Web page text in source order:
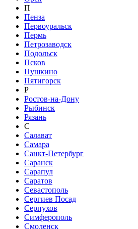
П
Пенза
Первоуральск
Пермь
Петрозаводск
Подольск
Псков
Пушкино
Пятигорск
Р
Ростов-на-Дону
Рыбинск
Рязань
С
Салават
Самара
Санкт-Петербург
Саранск
Сарапул
Саратов
Севастополь
Сергиев Посад
Серпухов
Симферополь
Смоленск